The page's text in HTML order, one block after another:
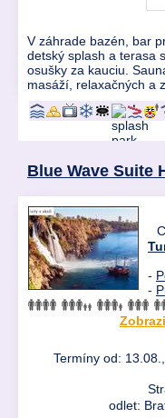
V záhrade bazén, bar
detský splash a terasa
osušky za kauciu.
masáží, relaxačných a
Blue Wave Suite
-
-
Termíny od:
odlet: